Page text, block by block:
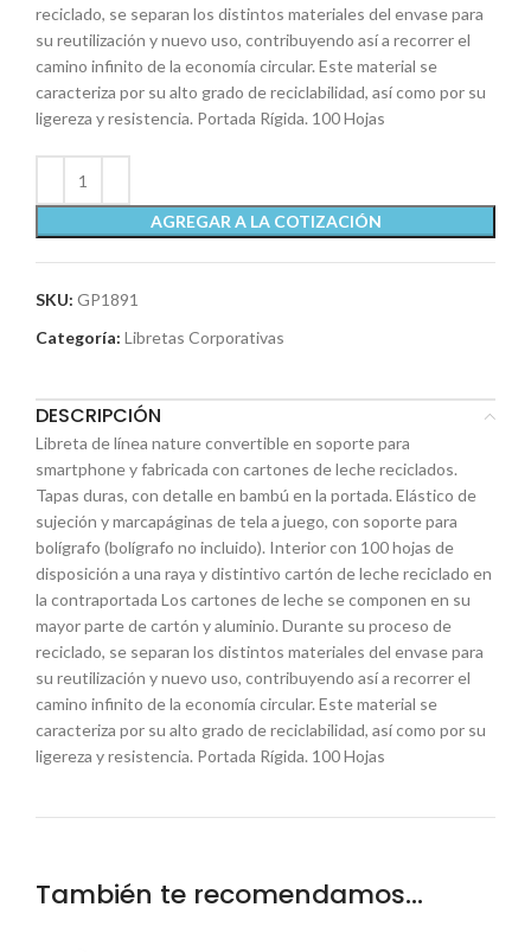
reciclado, se separan los distintos materiales del envase para
su reutilización y nuevo uso, contribuyendo así a recorrer el
camino infinito de la economía circular. Este material se
caracteriza por su alto grado de reciclabilidad, así como por su
ligereza y resistencia. Portada Rígida. 100 Hojas
AGREGAR A LA COTIZACIÓN
SKU: GP1891
Categoría: Libretas Corporativas
DESCRIPCIÓN
Libreta de línea nature convertible en soporte para
smartphone y fabricada con cartones de leche reciclados.
Tapas duras, con detalle en bambú en la portada. Elástico de
sujeción y marcapáginas de tela a juego, con soporte para
bolígrafo (bolígrafo no incluido). Interior con 100 hojas de
disposición a una raya y distintivo cartón de leche reciclado en
la contraportada Los cartones de leche se componen en su
mayor parte de cartón y aluminio. Durante su proceso de
reciclado, se separan los distintos materiales del envase para
su reutilización y nuevo uso, contribuyendo así a recorrer el
camino infinito de la economía circular. Este material se
caracteriza por su alto grado de reciclabilidad, así como por su
ligereza y resistencia. Portada Rígida. 100 Hojas
También te recomendamos…